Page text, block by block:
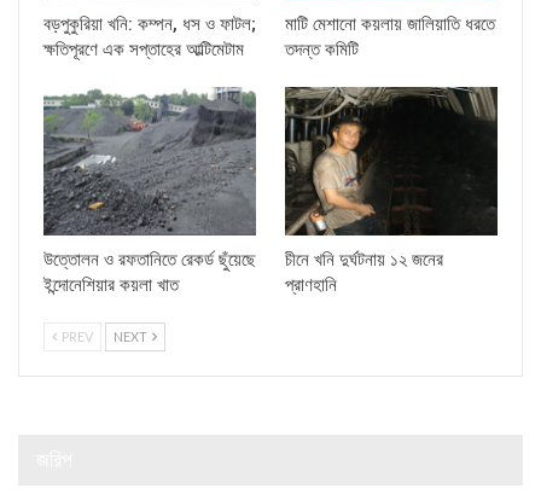
বড়পুকুরিয়া খনি: কম্পন, ধস ও ফাটল;
ক্ষতিপূরণে এক সপ্তাহের আল্টিমেটাম
মাটি মেশানো কয়লায় জালিয়াতি ধরতে
তদন্ত কমিটি
উত্তোলন ও রফতানিতে রেকর্ড ছুঁয়েছে
ইন্দোনেশিয়ার কয়লা খাত
চীনে খনি দুর্ঘটনায় ১২ জনের
প্রাণহানি
PREV NEXT